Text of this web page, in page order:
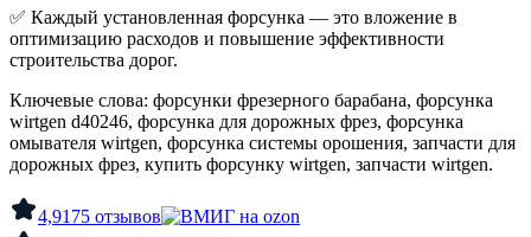
✅ Каждый установленная форсунка — это вложение в
оптимизацию расходов и повышение эффективности
строительства дорог.
Ключевые слова: форсунки фрезерного барабана, форсунка
wirtgen d40246, форсунка для дорожных фрез, форсунка
омывателя wirtgen, форсунка системы орошения, запчасти для
дорожных фрез, купить форсунку wirtgen, запчасти wirtgen.
4,9175 отзывов